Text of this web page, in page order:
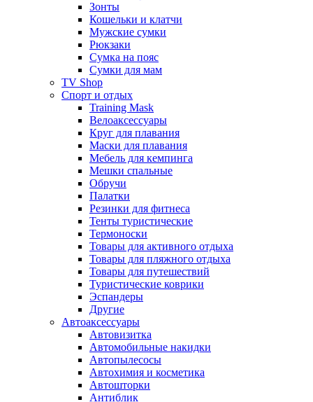
Зонты
Кошельки и клатчи
Мужские сумки
Рюкзаки
Сумка на пояс
Сумки для мам
TV Shop
Спорт и отдых
Training Mask
Велоаксессуары
Круг для плавания
Маски для плавания
Мебель для кемпинга
Мешки спальные
Обручи
Палатки
Резинки для фитнеса
Тенты туристические
Термоноски
Товары для активного отдыха
Товары для пляжного отдыха
Товары для путешествий
Туристические коврики
Эспандеры
Другие
Автоаксессуары
Автовизитка
Автомобильные накидки
Автопылесосы
Автохимия и косметика
Автошторки
Антиблик